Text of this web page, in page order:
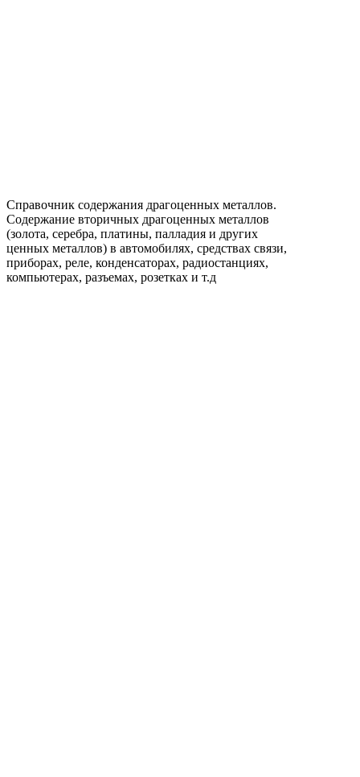
Справочник содержания драгоценных металлов.
Содержание вторичных драгоценных металлов
(золота, серебра, платины, палладия и других
ценных металлов) в автомобилях, средствах связи,
приборах, реле, конденсаторах, радиостанциях,
компьютерах, разъемах, розетках и т.д